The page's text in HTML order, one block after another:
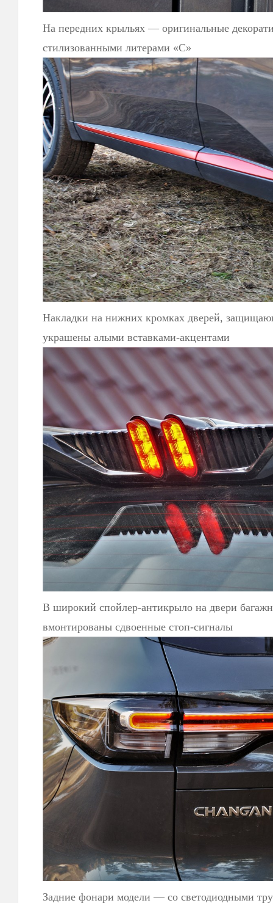
На передних крыльях — оригинальные
стилизованными литерами «С»
Накладки на нижних кромках дверей,
украшены алыми вставками-акцентами
В широкий спойлер-антикрыло на двери
вмонтированы сдвоенные стоп-сигналы
Задние фонари модели — со светодиодными